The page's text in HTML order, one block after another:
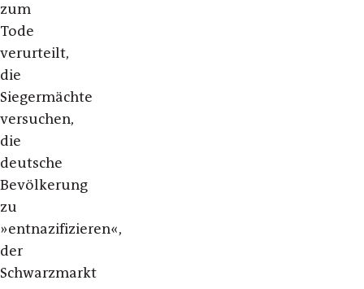
zum
Tode
verurteilt,
die
Siegermächte
versuchen,
die
deutsche
Bevölkerung
zu
»entnazifizieren«,
der
Schwarzmarkt